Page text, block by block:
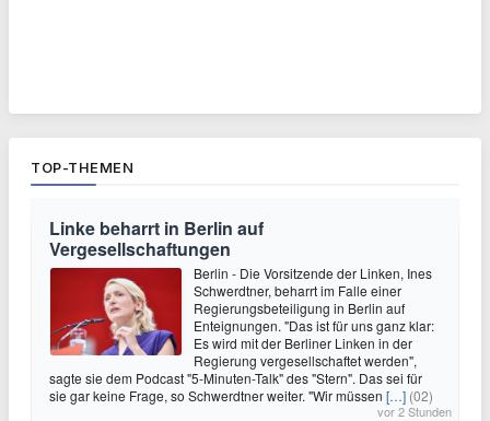
TOP-THEMEN
Linke beharrt in Berlin auf
Vergesellschaftungen
Berlin - Die Vorsitzende der Linken, Ines
Schwerdtner, beharrt im Falle einer
Regierungsbeteiligung in Berlin auf
Enteignungen. "Das ist für uns ganz klar:
Es wird mit der Berliner Linken in der
Regierung vergesellschaftet werden",
sagte sie dem Podcast "5-Minuten-Talk" des "Stern". Das sei für
sie gar keine Frage, so Schwerdtner weiter. "Wir müssen […] (02)
vor 2 Stunden